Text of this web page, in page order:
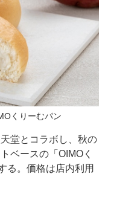
くりーむパン
堂とコラボし、秋の
ベースの「OIMOく
る。価格は店内利用